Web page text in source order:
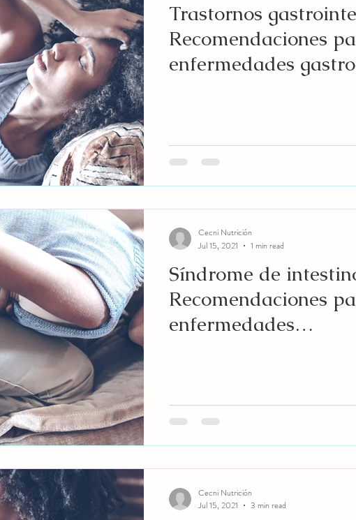
Trastornos
Recomendaciones
enfermedades
Síndrome de
Recomendaciones
enfermedades
Cecni Nutrición
Jul 15, 2021
1 min read
Cecni Nutrición
Jul 15, 2021
3 min read